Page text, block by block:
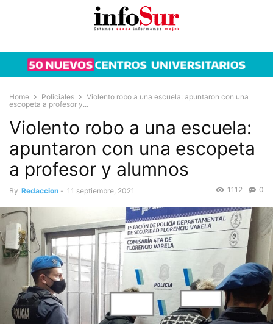
Home Policiales
Violento robo a una escuela: apuntaron con una
escopeta a profesor y...
Violento robo a una escuela:
apuntaron con una escopeta
a profesor y alumnos
By Redaccion - 11 septiembre, 2021 0
1112